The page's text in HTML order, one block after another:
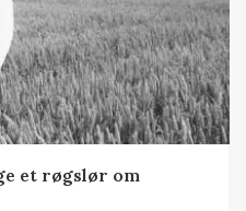
et røgslør om